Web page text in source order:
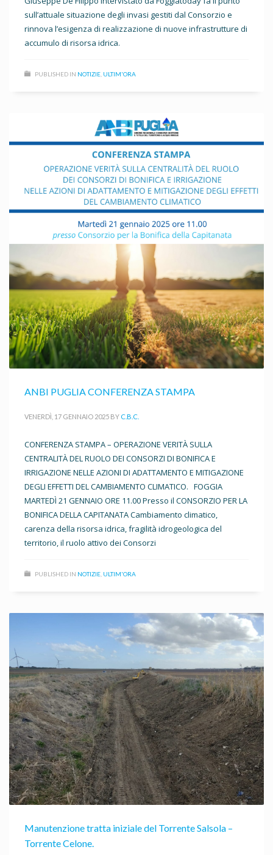
sull’attuale situazione degli invasi gestiti dal Consorzio e
rinnova l’esigenza di realizzazione di nuove infrastrutture di
accumulo di risorsa idrica.
PUBLISHED IN NOTIZIE ULTIM'ORA
ANBI PUGLIA CONFERENZA STAMPA
VENERDÌ, 17 GENNAIO 2025 BY C.B.C.
CONFERENZA STAMPA – OPERAZIONE VERITÀ SULLA
CENTRALITÀ DEL RUOLO DEI CONSORZI DI BONIFICA E
IRRIGAZIONE NELLE AZIONI DI ADATTAMENTO E MITIGAZIONE
DEGLI EFFETTI DEL CAMBIAMENTO CLIMATICO. FOGGIA
MARTEDÌ 21 GENNAIO ORE 11.00 Presso il CONSORZIO PER LA
BONIFICA DELLA CAPITANATA Cambiamento climatico,
carenza della risorsa idrica, fragilità idrogeologica del
territorio, il ruolo attivo dei Consorzi
PUBLISHED IN NOTIZIE ULTIM'ORA
Manutenzione tratta iniziale del Torrente Salsola –
Torrente Celone.